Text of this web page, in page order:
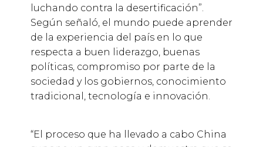
luchando contra la desertificación”.
Según señaló, el mundo puede aprender
de la experiencia del país en lo que
respecta a buen liderazgo, buenas
políticas, compromiso por parte de la
sociedad y los gobiernos, conocimiento
tradicional, tecnología e innovación.
“El proceso que ha llevado a cabo China